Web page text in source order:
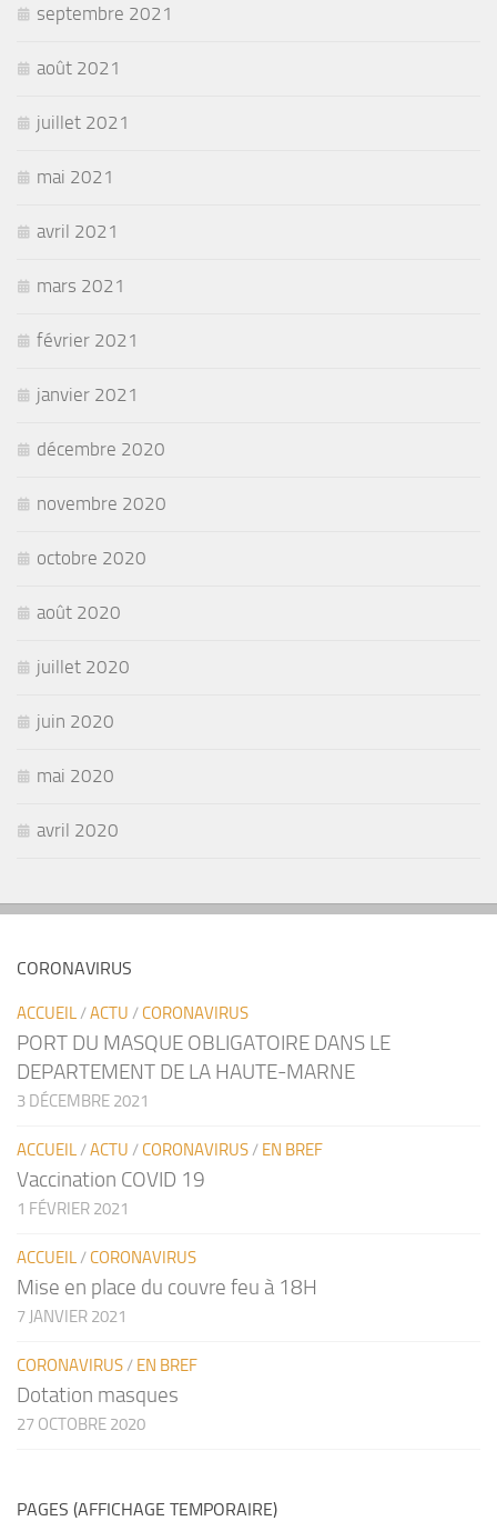
septembre 2021
août 2021
juillet 2021
mai 2021
avril 2021
mars 2021
février 2021
janvier 2021
décembre 2020
novembre 2020
octobre 2020
août 2020
juillet 2020
juin 2020
mai 2020
avril 2020
CORONAVIRUS
ACCUEIL/ACTU / CORONAVIRUS
PORT DU MASQUE OBLIGATOIRE DANS LE
DEPARTEMENT DE LA HAUTE-MARNE
3 DÉCEMBRE 2021
ACCUEIL/ACTU / CORONAVIRUS/ EN BREF
Vaccination COVID 19
1 FÉVRIER 2021
ACCUEIL/ CORONAVIRUS
Mise en place du couvre feu à 18H
7 JANVIER 2021
CORONAVIRUS/ EN BREF
Dotation masques
27 OCTOBRE 2020
PAGES (AFFICHAGE TEMPORAIRE)